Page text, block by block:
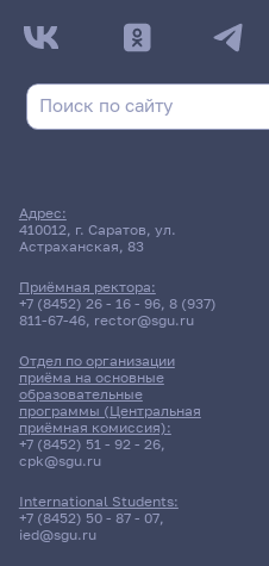
ДАТА
Дневная форма
Расписание
Адрес:
410012, г. Саратов, ул.
Астраханская, 83
Приёмная ректора:
+7 (8452) 26 - 16 - 96, 8 (937)
811-67-46, rector@sgu.ru
Отдел по организации
приёма на основные
образовательные
программы (Центральная
приёмная комиссия):
+7 (8452) 51 - 92 - 26,
cpk@sgu.ru
International Students:
+7 (8452) 50 - 87 - 07,
ied@sgu.ru